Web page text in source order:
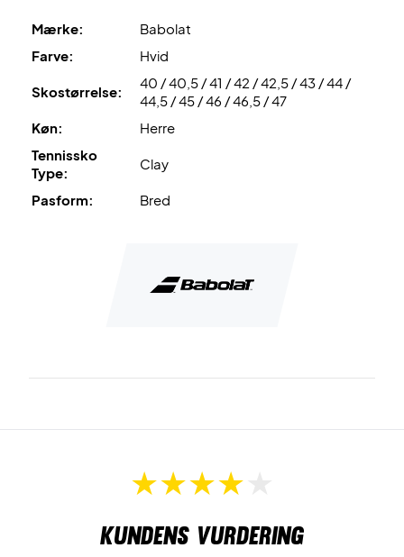
Mærke:
Babolat
Farve:
Hvid
Skostørrelse:
40 / 40,5 / 41 / 42 / 42,5 / 43 / 44 /
44,5 / 45 / 46 / 46,5 / 47
Køn:
Herre
Tennissko
Type:
Clay
Pasform: Bred
Kundens vurdering